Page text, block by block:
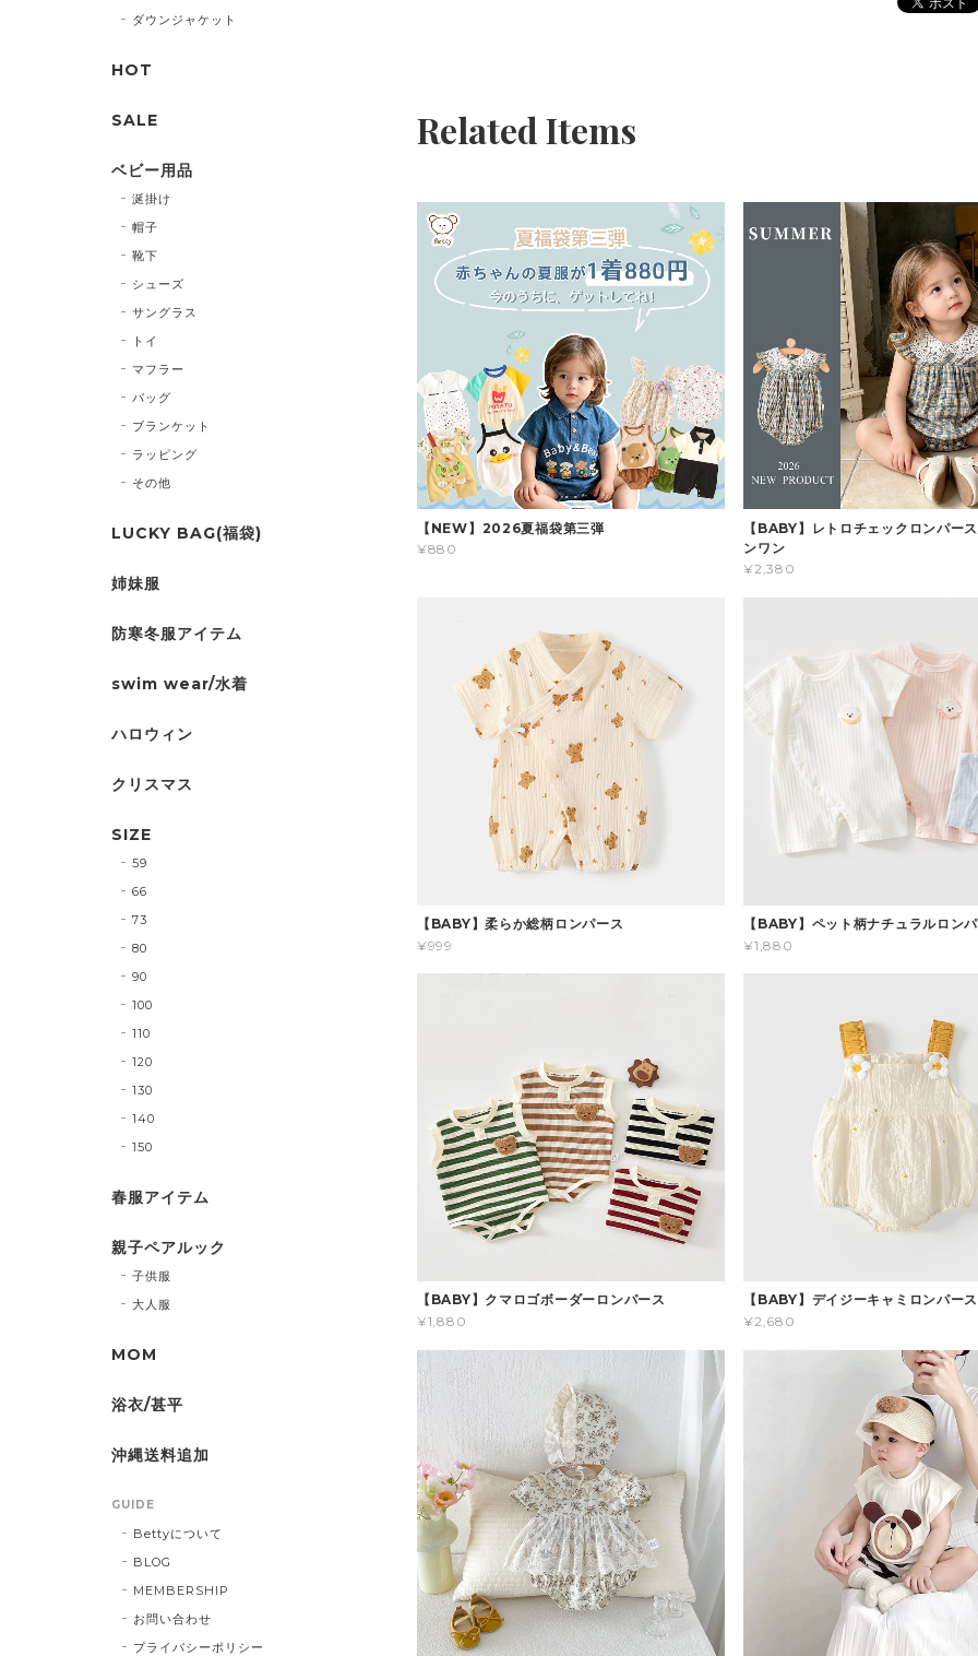
Related Items
【NEW】2026夏福袋第三弾
¥880
【BABY】レトロチェックロンパー
ンワン
¥2,380
【BABY】柔らか総柄ロンパース
¥999
【BABY】ペット柄ナチュラルロン
¥1,880
【BABY】クマロゴボーダーロンパース
¥1,880
【BABY】デイジーキャミロンパース
¥2,680
ダウンジャケット
HOT
SALE
ベビー用品
涎掛け
帽子
靴下
シューズ
サングラス
トイ
マフラー
バッグ
ブランケット
ラッピング
その他
LUCKY BAG(福袋)
姉妹服
防寒冬服アイテム
swim wear/水着
ハロウィン
クリスマス
SIZE
59
66
73
80
90
100
110
120
130
140
150
春服アイテム
親子ペアルック
子供服
大人服
MOM
浴衣/甚平
沖縄送料追加
GUIDE
Bettyについて
BLOG
MEMBERSHIP
お問い合わせ
プライバシーポリシー